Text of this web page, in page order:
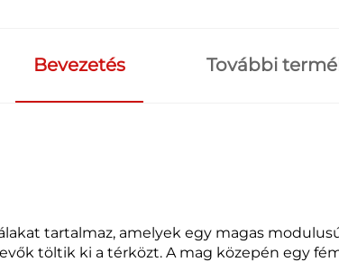
Bevezetés További
tartalmaz, amelyek egy magas
töltik ki a térközt. A mag közepén egy